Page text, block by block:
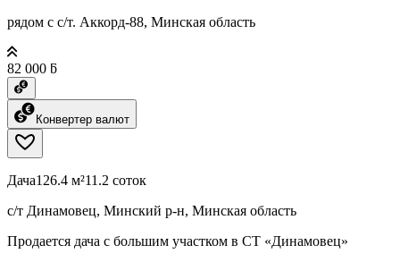
рядом с с/т. Аккорд-88, Минская область
82 000 ƃ
Конвертер валют
Дача126.4 м²11.2 соток
с/т Динамовец, Минский р-н, Минская область
Продается дача с большим участком в СТ «Динамовец»